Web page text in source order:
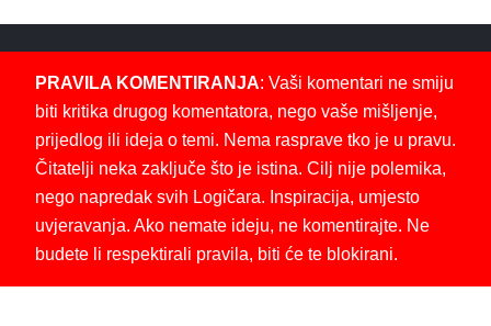
PRAVILA KOMENTIRANJA: Vaši komentari ne smiju
biti kritika drugog komentatora, nego vaše mišljenje,
prijedlog ili ideja o temi. Nema rasprave tko je u pravu.
Čitatelji neka zaključe što je istina. Cilj nije polemika,
nego napredak svih Logičara. Inspiracija, umjesto
uvjeravanja. Ako nemate ideju, ne komentirajte. Ne
budete li respektirali pravila, biti će te blokirani.